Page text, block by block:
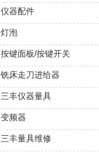
仪器配件
灯泡
按键面板/按键开关
铣床走刀进给器
三丰仪器量具
变频器
三丰量具维修